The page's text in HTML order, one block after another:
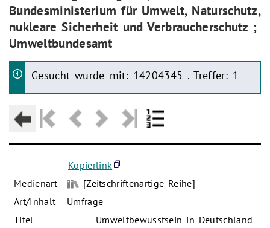
Bundesministerium für Umwelt, Naturschutz,
nukleare Sicherheit und Verbraucherschutz ;
Umweltbundesamt
Gesucht wurde mit: 14204345 . Treffer: 1
Kopierlink
Medienart
[Zeitschriftenartige Reihe]
Art/Inhalt
Umfrage
Titel
Umweltbewusstsein in Deutschland